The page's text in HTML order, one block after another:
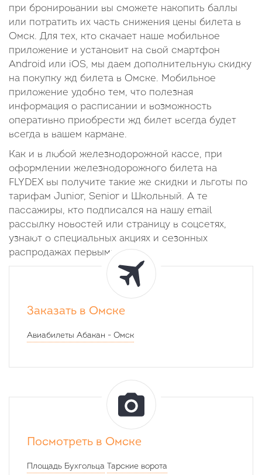
при бронировании вы сможете накопить баллы
или потратить их часть снижения цены билета в
Омск. Для тех, кто скачает наше мобильное
приложение и установит на свой смартфон
Android или iOS, мы даем дополнительную скидку
на покупку жд билета в Омске. Мобильное
приложение удобно тем, что полезная
информация о расписании и возможность
оперативно приобрести жд билет всегда будет
всегда в вашем кармане.
Как и в любой железнодорожной кассе, при
оформлении железнодорожного билета на
FLYDEX вы получите такие же скидки и льготы по
тарифам Junior, Senior и Школьный. А те
пассажиры, кто подписался на нашу email
рассылку новостей или страницу в соцсетях,
узнают о специальных акциях и сезонных
распродажах первыми.
Заказать в Омске
Авиабилеты Абакан - Омск
Посмотреть в Омске
Площадь Бухгольца Тарские ворота